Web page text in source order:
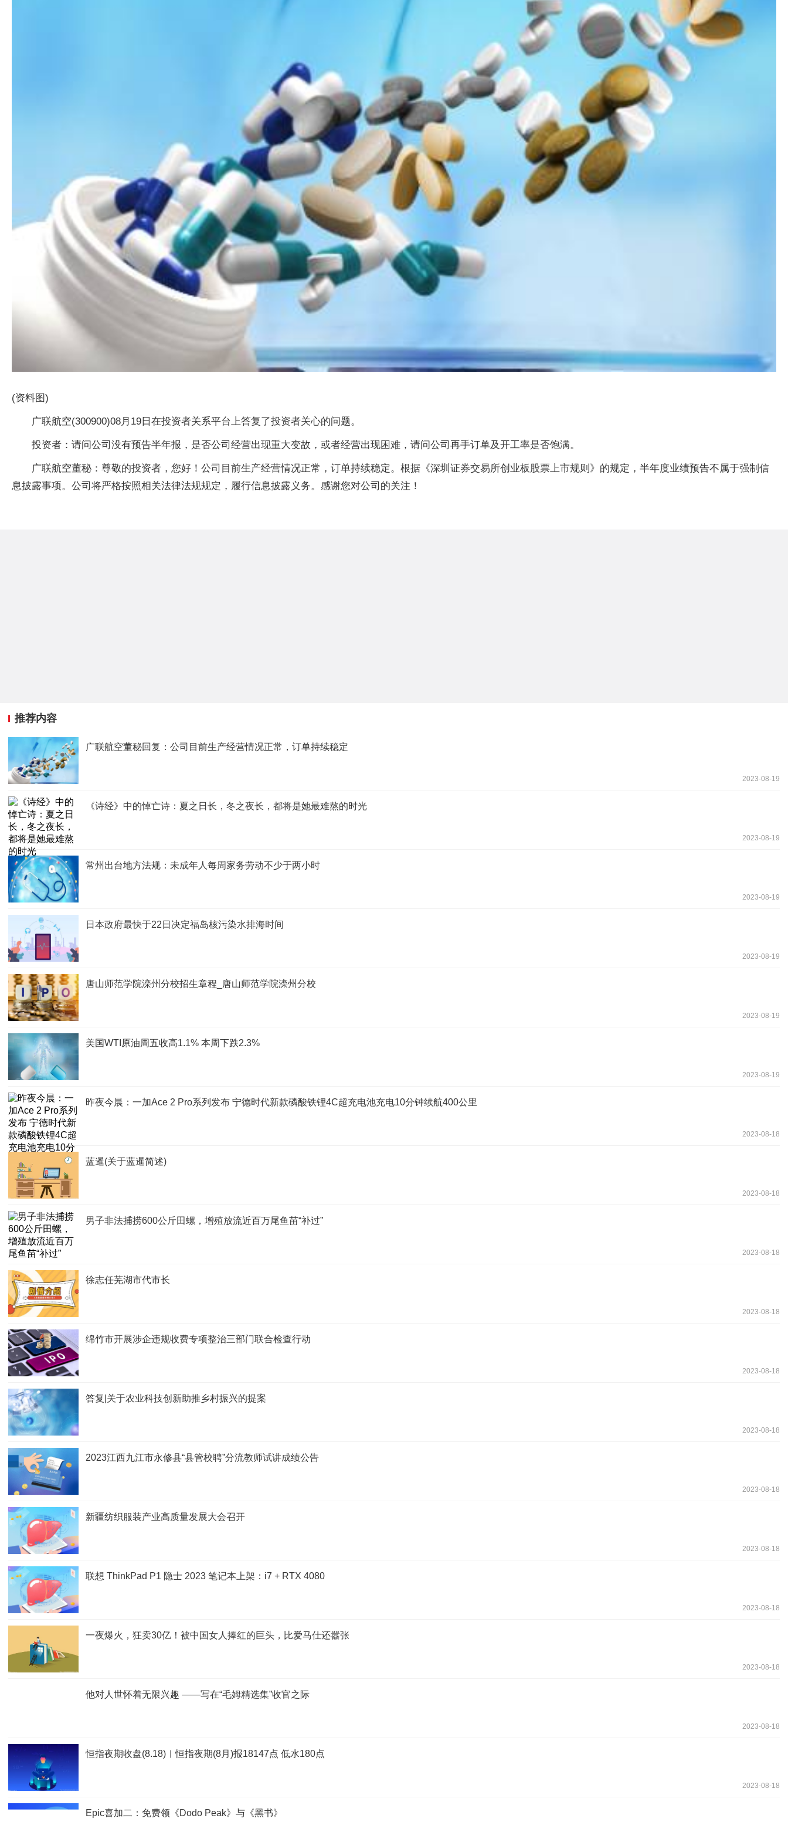
(资料图)
广联航空(300900)08月19日在投资者关系平台上答复了投资者关心的问题。
投资者：请问公司没有预告半年报，是否公司经营出现重大变故，或者经营出现困难，请问公司再手订单及开工率是否饱满。
广联航空董秘：尊敬的投资者，您好！公司目前生产经营情况正常，订单持续稳定。根据《深圳证券交易所创业板股票上市规则》的规定，半年度业绩预告不属于强制信
息披露事项。公司将严格按照相关法律法规规定，履行信息披露义务。感谢您对公司的关注！
推荐内容
广联航空董秘回复：公司目前生产经营情况正常，订单持续稳定
2023-08-19
《诗经》中的悼亡诗：夏之日长，冬之夜长，都将是她最难熬的时光
2023-08-19
常州出台地方法规：未成年人每周家务劳动不少于两小时
2023-08-19
日本政府最快于22日决定福岛核污染水排海时间
2023-08-19
唐山师范学院滦州分校招生章程_唐山师范学院滦州分校
2023-08-19
美国WTI原油周五收高1.1% 本周下跌2.3%
2023-08-19
昨夜今晨：一加Ace 2 Pro系列发布 宁德时代新款磷酸铁锂4C超充电池充电10分钟续航400公里
2023-08-18
蓝暹(关于蓝暹简述)
2023-08-18
男子非法捕捞600公斤田螺，增殖放流近百万尾鱼苗“补过”
2023-08-18
徐志任芜湖市代市长
2023-08-18
绵竹市开展涉企违规收费专项整治三部门联合检查行动
2023-08-18
答复|关于农业科技创新助推乡村振兴的提案
2023-08-18
2023江西九江市永修县“县管校聘”分流教师试讲成绩公告
2023-08-18
新疆纺织服装产业高质量发展大会召开
2023-08-18
联想 ThinkPad P1 隐士 2023 笔记本上架：i7 + RTX 4080
2023-08-18
一夜爆火，狂卖30亿！被中国女人捧红的巨头，比爱马仕还嚣张
2023-08-18
他对人世怀着无限兴趣 ——写在“毛姆精选集”收官之际
2023-08-18
恒指夜期收盘(8.18)︱恒指夜期(8月)报18147点 低水180点
2023-08-18
Epic喜加二：免费领《Dodo Peak》与《黑书》